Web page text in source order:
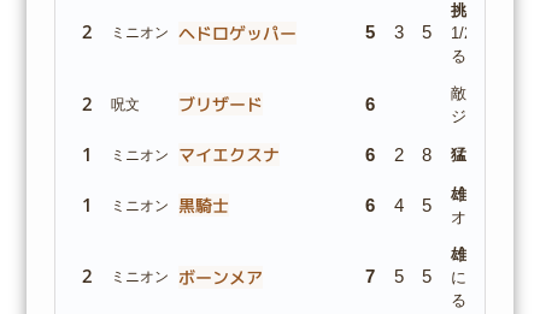
2 ミニオン ヘドロゲッパー 5 3 5
挑発・断末
1/2のスラ
る。
2 呪文 ブリザード 6
敵のミニオ
ジを与え、
1 ミニオン マイエクスナ 6 2 8 猛毒
1 ミニオン 黒騎士 6 4 5
雄叫び:
オン1体を
2 ミニオン ボーンメア 7 5 5
雄叫び:
に+4/+4と
る。